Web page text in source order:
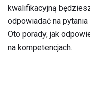
kwalifikacyjną
odpowiadać na
Oto porady, jak
na kompetencjach.